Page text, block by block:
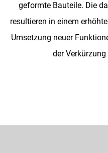
geformte Bauteile. Die
resultieren in einem
Umsetzung neuer
der